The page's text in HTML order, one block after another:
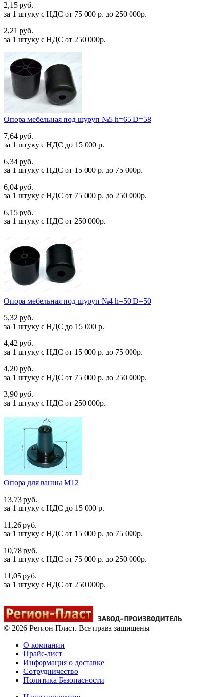
2,15 руб.
за 1 штуку c НДС от 75 000 р. до 250 000р.
2,21 руб.
за 1 штуку c НДС от 250 000р.
Опора мебельная под шуруп №5 h=65 D=58
7,64 руб.
за 1 штуку c НДС до 15 000 р.
6,34 руб.
за 1 штуку c НДС от 15 000 р. до 75 000р.
6,04 руб.
за 1 штуку c НДС от 75 000 р. до 250 000р.
6,15 руб.
за 1 штуку c НДС от 250 000р.
Опора мебельная под шуруп №4 h=50 D=50
5,32 руб.
за 1 штуку c НДС до 15 000 р.
4,42 руб.
за 1 штуку c НДС от 15 000 р. до 75 000р.
4,20 руб.
за 1 штуку c НДС от 75 000 р. до 250 000р.
3,90 руб.
за 1 штуку c НДС от 250 000р.
Опора для ванны М12
13,73 руб.
за 1 штуку c НДС до 15 000 р.
11,26 руб.
за 1 штуку c НДС от 15 000 р. до 75 000р.
10,78 руб.
за 1 штуку c НДС от 75 000 р. до 250 000р.
11,05 руб.
за 1 штуку c НДС от 250 000р.
© 2026 Регион Пласт. Все права защищены
О компании
Прайс-лист
Информация о доставке
Сотрудничество
Политика Безопасности